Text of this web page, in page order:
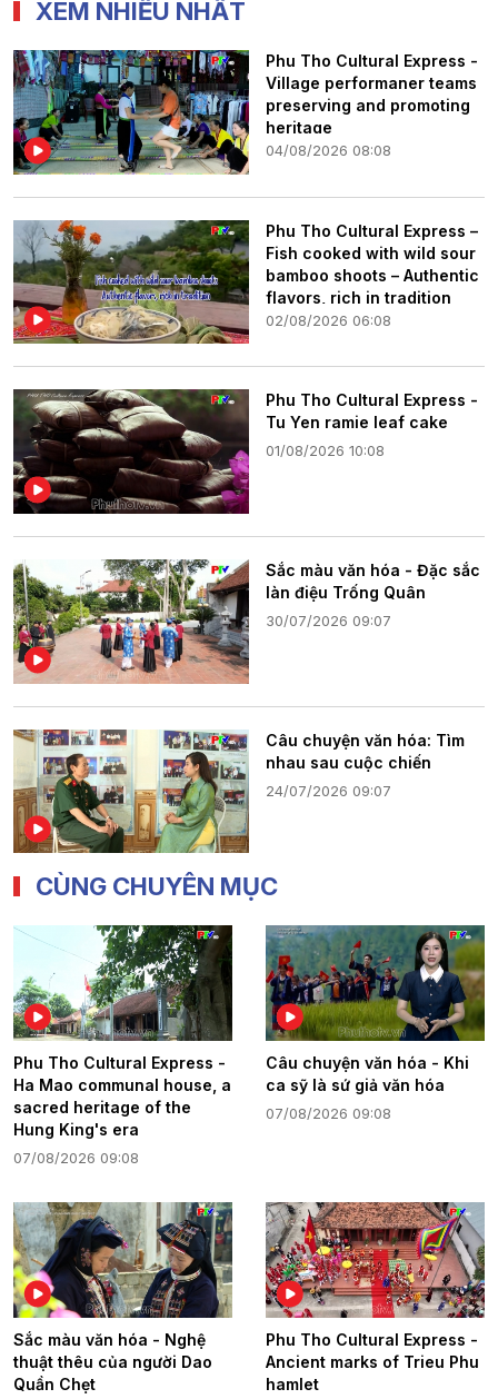
XEM NHIỀU NHẤT
Phu Tho Cultural Express -
Village performaner teams
preserving and promoting
heritage
04/08/2026 08:08
Phu Tho Cultural Express –
Fish cooked with wild sour
bamboo shoots – Authentic
flavors, rich in tradition
02/08/2026 06:08
Phu Tho Cultural Express -
Tu Yen ramie leaf cake
01/08/2026 10:08
Sắc màu văn hóa - Đặc sắc
làn điệu Trống Quân
30/07/2026 09:07
Câu chuyện văn hóa: Tìm
nhau sau cuộc chiến
24/07/2026 09:07
CÙNG CHUYÊN MỤC
Phu Tho Cultural Express -
Ha Mao communal house, a
sacred heritage of the
Hung King's era
07/08/2026 09:08
Câu chuyện văn hóa - Khi
ca sỹ là sứ giả văn hóa
07/08/2026 09:08
Sắc màu văn hóa - Nghệ
thuật thêu của người Dao
Quần Chẹt
Phu Tho Cultural Express -
Ancient marks of Trieu Phu
hamlet